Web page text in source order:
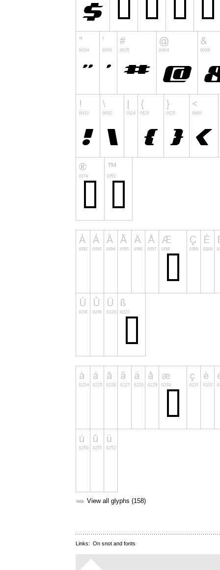
➥ View all glyphs (158)
Links: On snot and fonts